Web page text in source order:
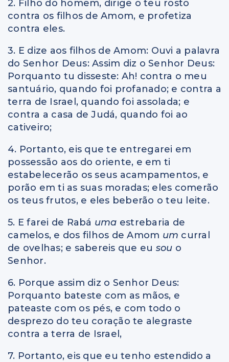
2. Filho do homem, dirige o teu rosto
contra os filhos de Amom, e profetiza
contra eles.
3. E dize aos filhos de Amom: Ouvi a palavra
do Senhor Deus: Assim diz o Senhor Deus:
Porquanto tu disseste: Ah! contra o meu
santuário, quando foi profanado; e contra a
terra de Israel, quando foi assolada; e
contra a casa de Judá, quando foi ao
cativeiro;
4. Portanto, eis que te entregarei em
possessão aos do oriente, e em ti
estabelecerão os seus acampamentos, e
porão em ti as suas moradas; eles comerão
os teus frutos, e eles beberão o teu leite.
5. E farei de Rabá uma estrebaria de
camelos, e dos filhos de Amom um curral
de ovelhas; e sabereis que eu sou o
Senhor.
6. Porque assim diz o Senhor Deus:
Porquanto bateste com as mãos, e
pateaste com os pés, e com todo o
desprezo do teu coração te alegraste
contra a terra de Israel,
7. Portanto, eis que eu tenho estendido a